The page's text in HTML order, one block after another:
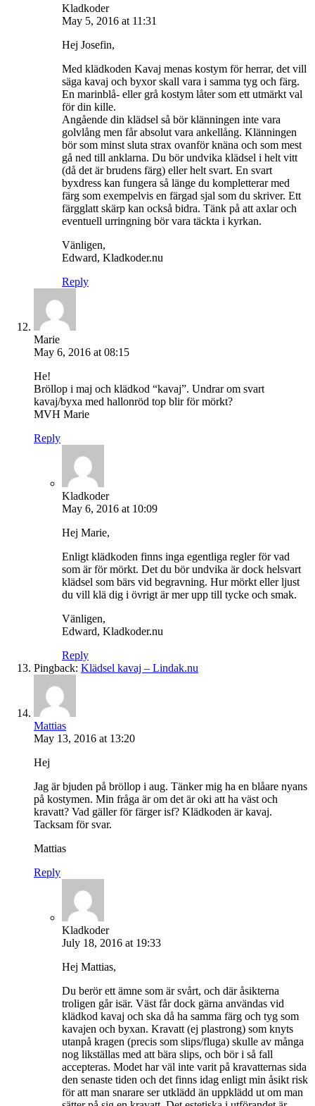
Kladkoder
May 5, 2016 at 11:31
Hej Josefin,
Med klädkoden Kavaj menas kostym för herrar, det vill
säga kavaj och byxor skall vara i samma tyg och färg.
En marinblå- eller grå kostym låter som ett utmärkt val
för din kille.
Angående din klädsel så bör klänningen inte vara
golvlång men får absolut vara ankellång. Klänningen
bör som minst sluta strax ovanför knäna och som mest
gå ned till anklarna. Du bör undvika klädsel i helt vitt
(då det är brudens färg) eller helt svart. En svart
byxdress kan fungera så länge du kompletterar med
färg som exempelvis en färgad sjal som du skriver. Ett
färgglatt skärp kan också bidra. Tänk på att axlar och
eventuell urringning bör vara täckta i kyrkan.
Vänligen,
Edward, Kladkoder.nu
Reply
Marie
May 6, 2016 at 08:15
He!
Bröllop i maj och klädkod “kavaj”. Undrar om svart
kavaj/byxa med hallonröd top blir för mörkt?
MVH Marie
Reply
Kladkoder
May 6, 2016 at 10:09
Hej Marie,
Enligt klädkoden finns inga egentliga regler för vad
som är för mörkt. Det du bör undvika är dock helsvart
klädsel som bärs vid begravning. Hur mörkt eller ljust
du vill klä dig i övrigt är mer upp till tycke och smak.
Vänligen,
Edward, Kladkoder.nu
Reply
Pingback: Klädsel kavaj – Lindak.nu
Mattias
May 13, 2016 at 13:20
Hej
Jag är bjuden på bröllop i aug. Tänker mig ha en blåare nyans
på kostymen. Min fråga är om det är oki att ha väst och
kravatt? Vad gäller för färger isf? Klädkoden är kavaj.
Tacksam för svar.
Mattias
Reply
Kladkoder
July 18, 2016 at 19:33
Hej Mattias,
Du berör ett ämne som är svårt, och där åsikterna
troligen går isär. Väst får dock gärna användas vid
klädkod kavaj och ska då ha samma färg och tyg som
kavajen och byxan. Kravatt (ej plastrong) som knyts
utanpå kragen (precis som slips/fluga) skulle av många
nog likställas med att bära slips, och bör i så fall
accepteras. Modet har väl inte varit på kravatternas sida
den senaste tiden och det finns idag enligt min åsikt risk
för att man snarare ser utklädd än uppklädd ut om man